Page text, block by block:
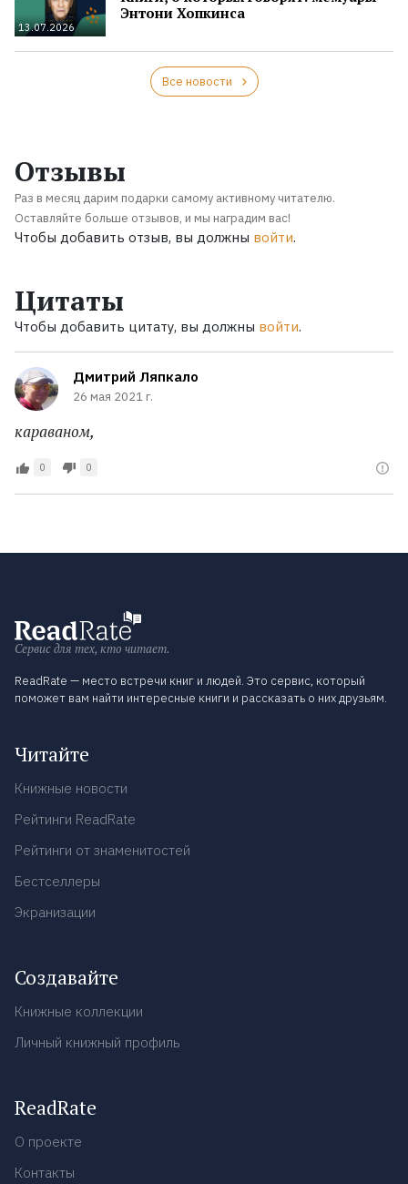
13.07.2026
Энтони Хопкинса
Все новости
Отзывы
Раз в месяц дарим подарки самому активному читателю.
Оставляйте больше отзывов, и мы наградим вас!
Чтобы добавить отзыв, вы должны войти.
Цитаты
Чтобы добавить цитату, вы должны войти.
Дмитрий Ляпкало
26 мая 2021 г.
караваном,
0 0
Сервис для тех, кто читает.
ReadRate — место встречи книг и людей. Это сервис, который
поможет вам найти интересные книги и рассказать о них друзьям.
Читайте
Книжные новости
Рейтинги ReadRate
Рейтинги от знаменитостей
Бестселлеры
Экранизации
Создавайте
Книжные коллекции
Личный книжный профиль
ReadRate
О проекте
Контакты